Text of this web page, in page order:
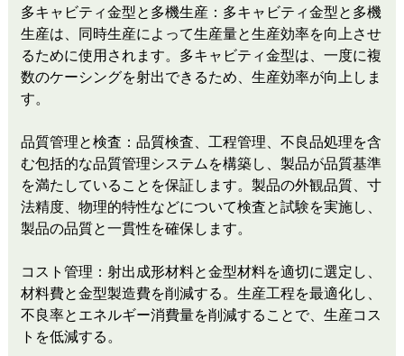
多キャビティ金型と多機生産：多キャビティ金型と多機
生産は、同時生産によって生産量と生産効率を向上させ
るために使用されます。多キャビティ金型は、一度に複
数のケーシングを射出できるため、生産効率が向上しま
す。
品質管理と検査：品質検査、工程管理、不良品処理を含
む包括的な品質管理システムを構築し、製品が品質基準
を満たしていることを保証します。製品の外観品質、寸
法精度、物理的特性などについて検査と試験を実施し、
製品の品質と一貫性を確保します。
コスト管理：射出成形材料と金型材料を適切に選定し、
材料費と金型製造費を削減する。生産工程を最適化し、
不良率とエネルギー消費量を削減することで、生産コス
トを低減する。